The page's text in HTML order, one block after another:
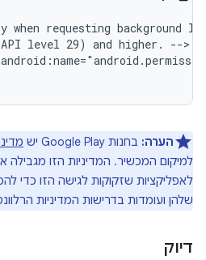
when requesting background
level 29) and higher.
הערה: בחנות Google Play יש
למיקום המכשיר. המדיניות הזו
לאפליקציות שזקוקות לגישה הזו כדי
שלהן ועומדות בדרישות המדיניות
דיוק